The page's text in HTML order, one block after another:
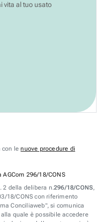
vita al tuo usato
con lenuove procedure di
296/18/CONS
2 della delibera n.296/18/CONS,
18/CONS con riferimento
Conciliaweb", si comunica
quale è possibile accedere